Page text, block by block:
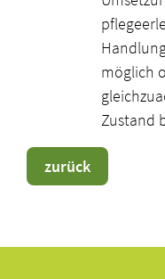
möglich
Zustand
zurück